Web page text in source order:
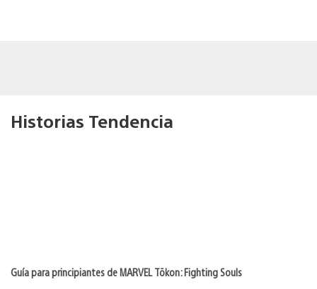
Historias Tendencia
Guía para principiantes de MARVEL Tōkon: Fighting Souls